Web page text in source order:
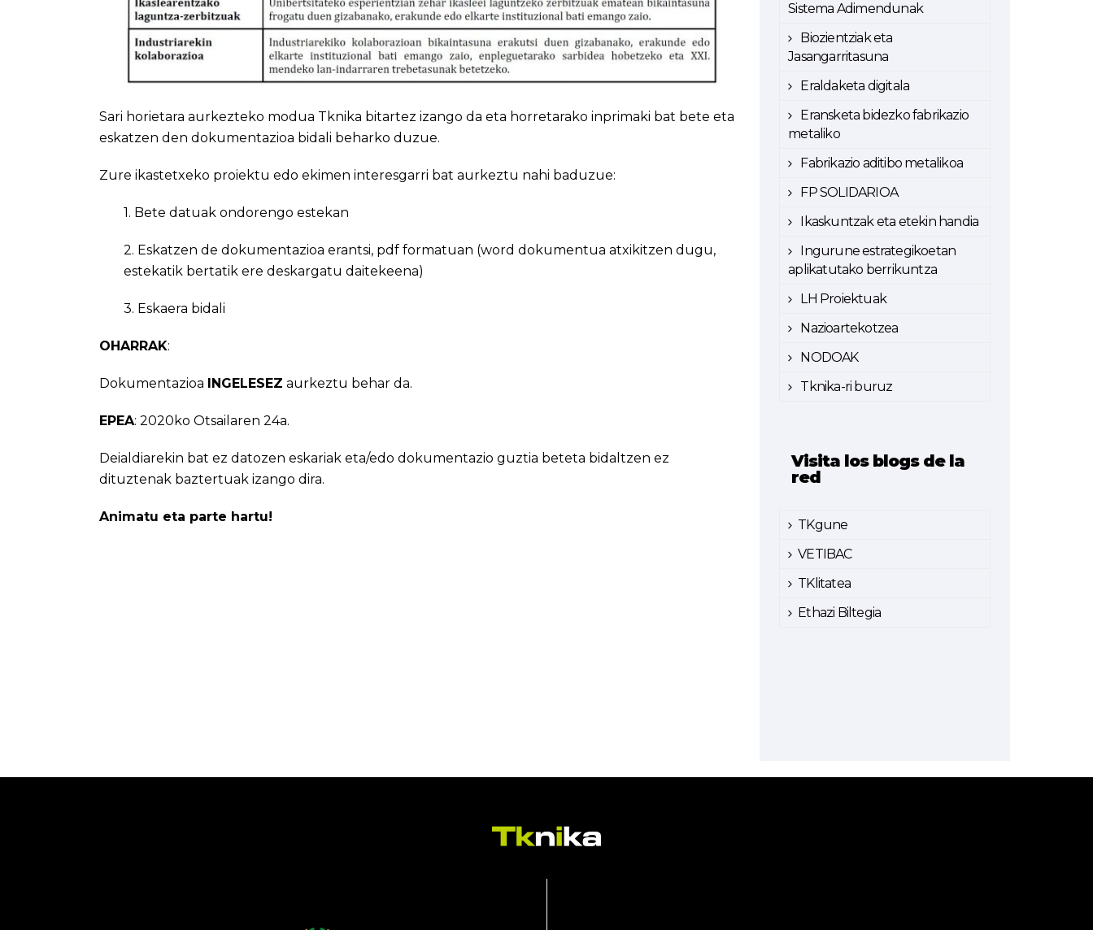
Sari horietara aurkezteko modua Tknika bitartez izango da eta horretarako inprimaki bat bete eta
eskatzen den dokumentazioa bidali beharko duzue.
Zure ikastetxeko proiektu edo ekimen interesgarri bat aurkeztu nahi baduzue:
1. Bete datuak ondorengo estekan
2. Eskatzen de dokumentazioa erantsi, pdf formatuan (word dokumentua atxikitzen dugu,
estekatik bertatik ere deskargatu daitekeena)
3. Eskaera bidali
OHARRAK:
Dokumentazioa INGELESEZ aurkeztu behar da.
EPEA: 2020ko Otsailaren 24a.
Deialdiarekin bat ez datozen eskariak eta/edo dokumentazio guztia beteta bidaltzen ez
dituztenak baztertuak izango dira.
Animatu eta parte hartu!
Sistema Adimendunak
Biozientziak eta
Jasangarritasuna
Eraldaketa digitala
Eransketa bidezko fabrikazio
metaliko
Fabrikazio aditibo metalikoa
FP SOLIDARIOA
Ikaskuntzak eta etekin handia
Ingurune estrategikoetan
aplikatutako berrikuntza
LH Proiektuak
Nazioartekotzea
NODOAK
Tknika-ri buruz
Visita los blogs de la
red
TKgune
VETIBAC
TKlitatea
Ethazi Biltegia